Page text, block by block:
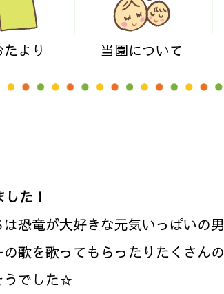
たより 当園について
た！
恐竜が大好きな元気いっぱいの
歌を歌ってもらったりたくさん
でした☆